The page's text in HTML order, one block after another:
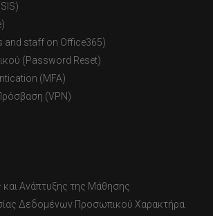
and staff on Office365)
(Password Reset)
(MFA)
(VPN)
και Ανάπτυξης της Μάθησης
Δεδομένων Προσωπικού Χαρακτήρα